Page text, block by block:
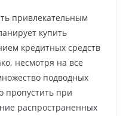
привлекательным
купить
кредитных средств
несмотря на все
подводных
пропустить при
распространенных